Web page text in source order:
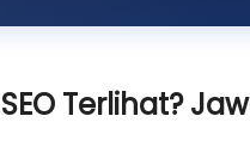
Terlihat?